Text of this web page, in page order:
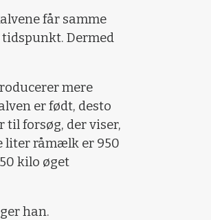
får samme
Dermed
mere
er født, desto
til forsøg, der viser,
liter råmælk er 950
kilo øget
han.